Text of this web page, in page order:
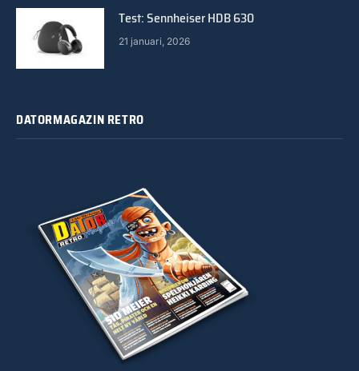
Test: Sennheiser HDB 630
21 januari, 2026
DATORMAGAZIN RETRO